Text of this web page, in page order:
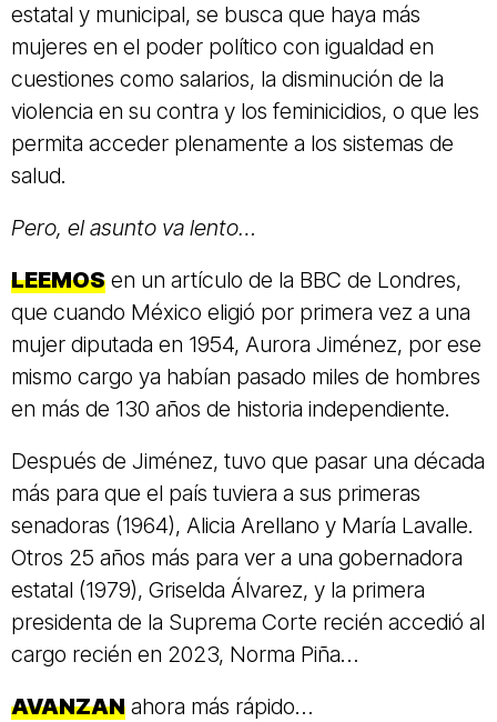
estatal y municipal, se busca que haya más
mujeres en el poder político con igualdad en
cuestiones como salarios, la disminución de la
violencia en su contra y los feminicidios, o que les
permita acceder plenamente a los sistemas de
salud.
Pero, el asunto va lento…
LEEMOS en un artículo de la BBC de Londres,
que cuando México eligió por primera vez a una
mujer diputada en 1954, Aurora Jiménez, por ese
mismo cargo ya habían pasado miles de hombres
en más de 130 años de historia independiente.
Después de Jiménez, tuvo que pasar una década
más para que el país tuviera a sus primeras
senadoras (1964), Alicia Arellano y María Lavalle.
Otros 25 años más para ver a una gobernadora
estatal (1979), Griselda Álvarez, y la primera
presidenta de la Suprema Corte recién accedió al
cargo recién en 2023, Norma Piña…
AVANZAN ahora más rápido…